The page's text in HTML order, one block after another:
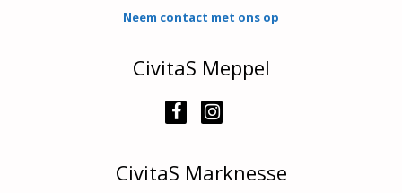
Neem contact met ons op
CivitaS Meppel
CivitaS Marknesse